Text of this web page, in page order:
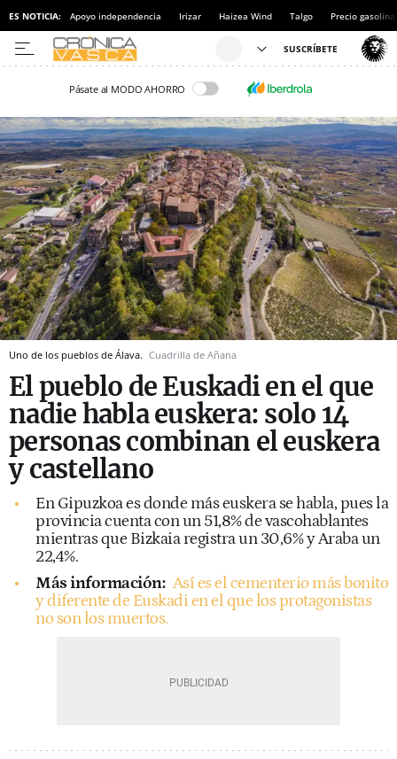
ES NOTICIA: Apoyo independencia Irizar Haizea Wind Talgo Precio gasolina
Pásate al MODO AHORRO
Uno de los pueblos de Álava. Cuadrilla de Añana
El pueblo de Euskadi en el que
nadie habla euskera: solo 14
personas combinan el euskera
y castellano
En Gipuzkoa es donde más euskera se habla, pues la
provincia cuenta con un 51,8% de vascohablantes
mientras que Bizkaia registra un 30,6% y Araba un
22,4%.
Más información: Así es el cementerio más bonito
y diferente de Euskadi en el que los protagonistas
no son los muertos.